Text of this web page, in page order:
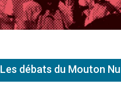
Les débats du Mouton